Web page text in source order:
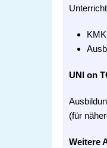
UNI on
(für
Weitere